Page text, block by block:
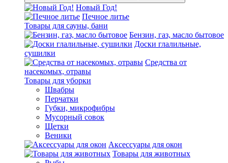
Новый Год!
Печное литье
Товары для сауны, бани
Бензин, газ, масло бытовое
Доски глалильные,
сушилки
Средства от
насекомых, отравы
Товары для уборки
Швабры
Перчатки
Губки, микрофибры
Мусорный совок
Щетки
Веники
Аксессуары для окон
Товары для животных